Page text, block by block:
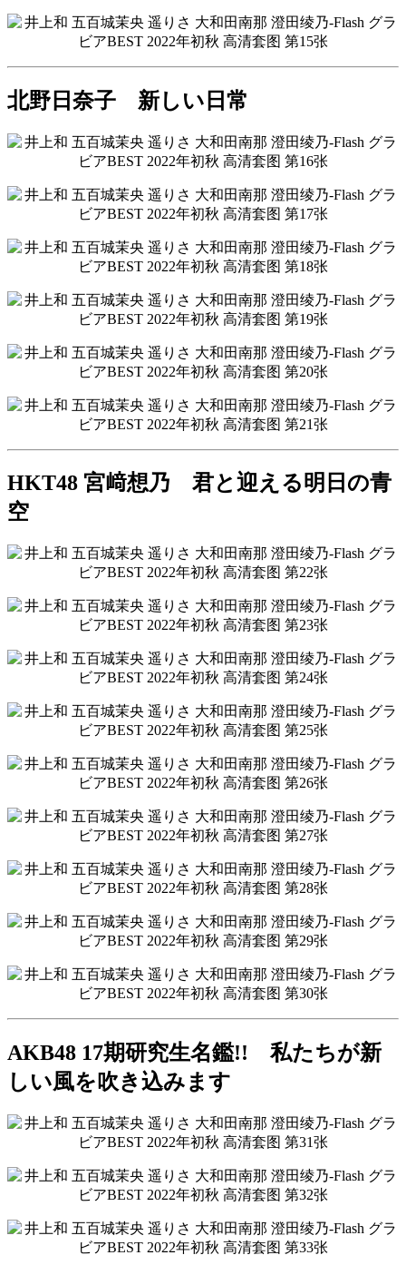
北野日奈子 新しい日常
HKT48 宮﨑想乃 君と迎える明日の青
空
AKB48 17期研究生名鑑!! 私たちが新
しい風を吹き込みます